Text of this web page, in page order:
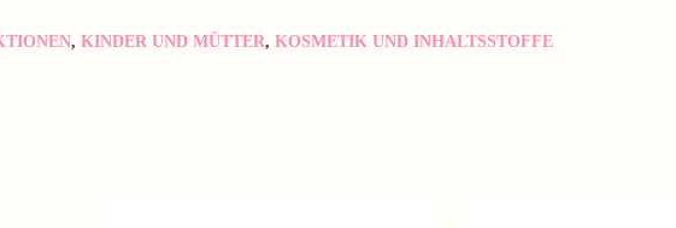
, KINDER UND MÜTTER, KOSMETIK UND INHALTSSTOFFE